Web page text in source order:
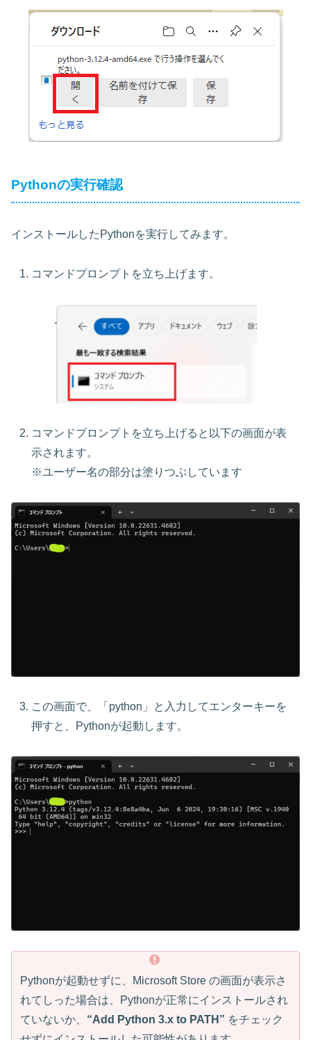
Pythonの実行確認
インストールしたPythonを実行してみます。
コマンドプロンプトを立ち上げます。
コマンドプロンプトを立ち上げると以下の画面が表
示されます。
※ユーザー名の部分は塗りつぶしています
この画面で、「python」と入力してエンターキーを
押すと、Pythonが起動します。
Pythonが起動せずに、Microsoft Store の画面が表示さ
れてしった場合は、Pythonが正常にインストールされ
ていないか、 “Add Python 3.x to PATH” をチェック